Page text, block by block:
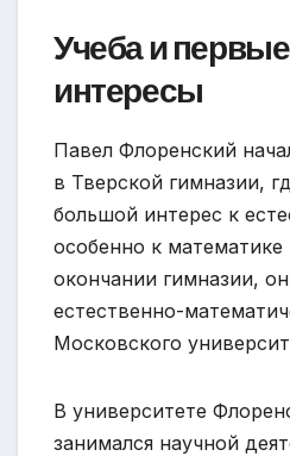
Учеба и
интересы
Павел Флоренский
в Тверской гимназии,
большой интерес к
особенно к
окончании гимназии,
естественно-
Московского
В университете
занимался научной